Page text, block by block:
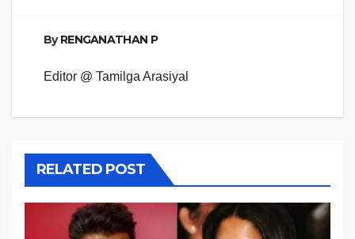
ByRENGANATHAN P
Editor @ Tamilga Arasiyal
RELATED POST